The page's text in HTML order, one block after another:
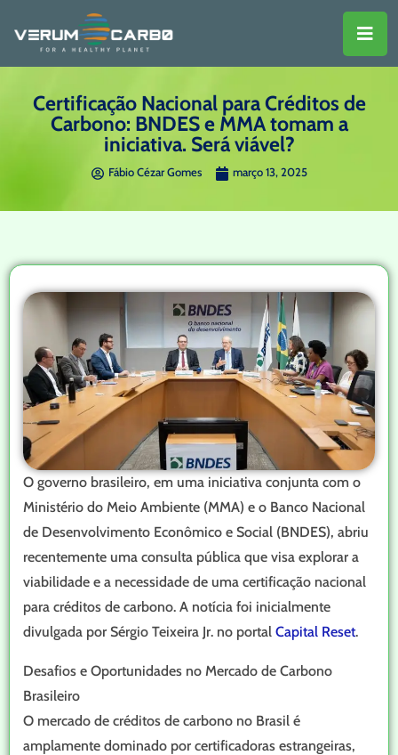
Certificação Nacional para Créditos de
Carbono: BNDES e MMA tomam a
iniciativa. Será viável?
Fábio Cézar Gomes março 13, 2025
O governo brasileiro, em uma iniciativa conjunta com o
Ministério do Meio Ambiente (MMA) e o Banco Nacional
de Desenvolvimento Econômico e Social (BNDES), abriu
recentemente uma consulta pública que visa explorar a
viabilidade e a necessidade de uma certificação nacional
para créditos de carbono. A notícia foi inicialmente
divulgada por Sérgio Teixeira Jr. no portal Capital Reset.
Desafios e Oportunidades no Mercado de Carbono
Brasileiro
O mercado de créditos de carbono no Brasil é
amplamente dominado por certificadoras estrangeiras,